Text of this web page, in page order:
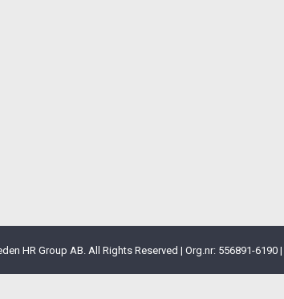
HR Group AB. All Rights Reserved | Org.nr: 556891-6190 |